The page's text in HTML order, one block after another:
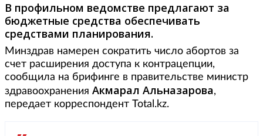
В профильном ведомстве предлагают за
бюджетные средства обеспечивать
средствами планирования.
Минздрав намерен сократить число абортов за
счет расширения доступа к контрацепции,
сообщила на брифинге в правительстве министр
здравоохранения Акмарал Альназарова,
передает корреспондент Total.kz.